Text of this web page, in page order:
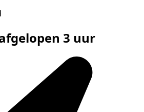
3 uur